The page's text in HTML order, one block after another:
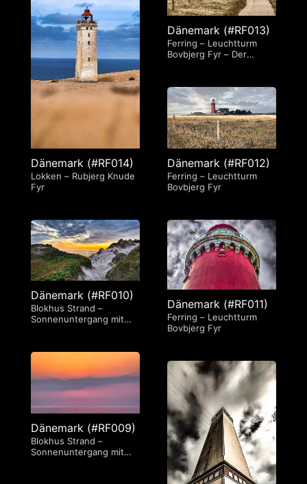
Dänemark (#RF014)
Lokken – Rubjerg Knude
Fyr
Dänemark (#RF013)
Ferring – Leuchtturm
Bovbjerg Fyr – Der
Dänemark (#RF012)
Ferring – Leuchtturm
Bovbjerg Fyr
Dänemark (#RF011)
Ferring – Leuchtturm
Bovbjerg Fyr
Dänemark (#RF010)
Blokhus Strand –
Sonnenuntergang mit
Dänemark (#RF009)
Blokhus Strand –
Sonnenuntergang mit